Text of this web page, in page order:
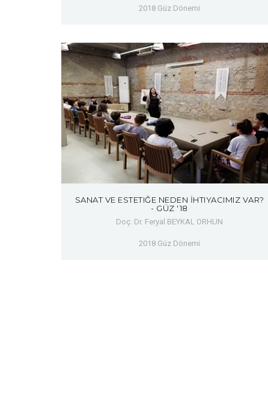
2018 Güz Dönemi
SANAT VE ESTETIĞE NEDEN İHTIYACIMIZ VAR?
- GÜZ '18
Doç. Dr. Feryal BEYKAL ORHUN
2018 Güz Dönemi